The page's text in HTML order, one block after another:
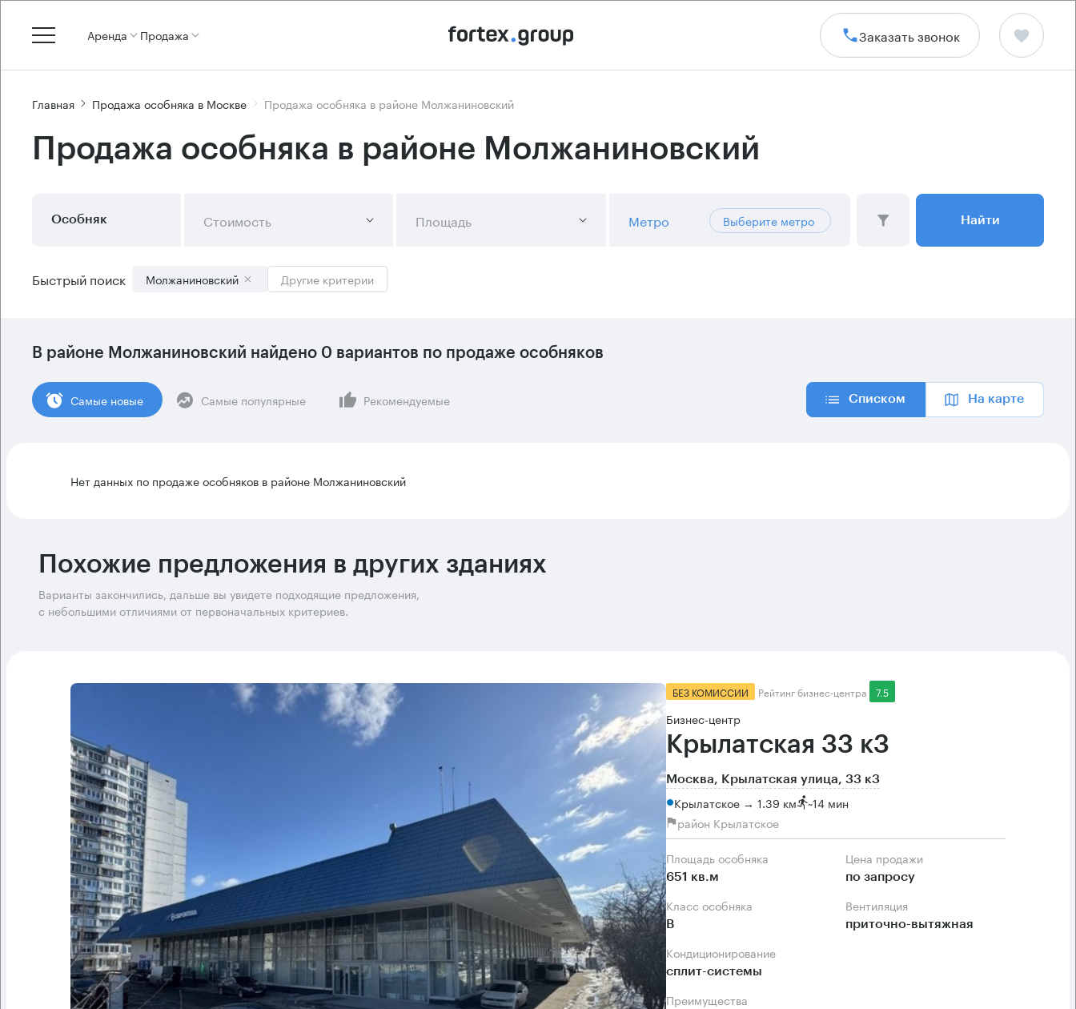
Аренда Продажа Заказать звонок
Главная Продажа особняка в Москве Продажа особняка в районе Молжаниновский
Продажа особняка в районе Молжаниновский
Особняк Стоимость Площадь Метро Выберите метро Найти
Быстрый поиск Молжаниновский Другие критерии
В районе Молжаниновский найдено 0 вариантов по продаже особняков
Cамые новые Самые популярные Рекомендуемые Списком На карте
Нет данных по продаже особняков в районе Молжаниновский
Похожие предложения в других зданиях
Варианты закончились, дальше вы увидете подходящие предложения,
с небольшими отличиями от первоначальных критериев.
БЕЗ КОМИССИИ Рейтинг бизнес-центра 7.5
Бизнес-центр
Крылатская 33 к3
Москва, Крылатская улица, 33 к3
Крылатское → 1.39 км ~14 мин
район Крылатское
Площадь особняка
651 кв.м
Цена продажи
по запросу
Класс особняка
B
Вентиляция
приточно-вытяжная
Кондиционирование
сплит-системы
Преимущества